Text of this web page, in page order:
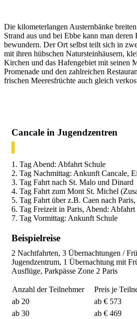
Die kilometerlangen Austernbänke
Strand aus und bei Ebbe kann man
bewundern. Der Ort selbst teilt sich in
mit ihren hübschen Natursteinhäusern,
Kirchen und das Hafengebiet mit seinen
Promenade und den zahlreichen
frischen Meeresfrüchte auch gleich
Cancale in Jugendzentren
1. Tag Abend: Abfahrt Schule
2. Tag Nachmittag: Ankunft Cancale,
3. Tag Fahrt nach St. Malo und Dinard
4. Tag Fahrt zum Mont St. Michel
5. Tag Fahrt über z.B. Caen nach
6. Tag Freizeit in Paris, Abend: Abfahrt
7. Tag Vormittag: Ankunft Schule
Beispielreise
2 Nachtfahrten, 3 Übernachtungen /
Jugendzentrum, 1 Übernachtung mit
Ausflüge, Parkpässe Zone 2 Paris
Anzahl der Teilnehmer Preis je
ab 20
ab € 573
ab 30
ab € 469